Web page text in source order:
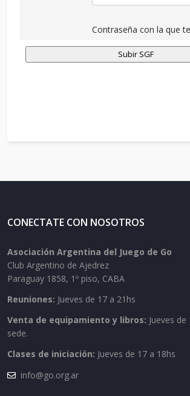
Contraseña con la que
CONECTATE CON NOSOTROS
Asociación Argentina del Juego de Go
Club Argentino de Ajedrez
Paraguay 1858, 1º piso, CABA
Reuniones: Jueves de 17 a 21hs
Venta de equipamiento y libros: Jueves
sede.
Clases de iniciación: Jueves de 17 a 18hs
info@go.org.ar